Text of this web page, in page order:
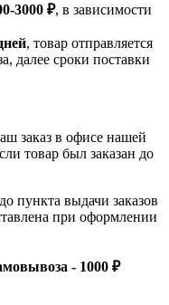
3000 ₽, в зависимости
, товар отправляется
далее сроки поставки
заказ в офисе нашей
товар был заказан до
пункта выдачи заказов
при оформлении
- 1000 ₽